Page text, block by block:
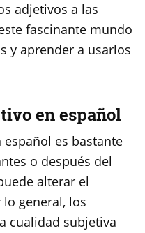
adjetivos a las
fascinante mundo
y aprender a usarlos
en español
es bastante
o después del
alterar el
general, los
cualidad subjetiva